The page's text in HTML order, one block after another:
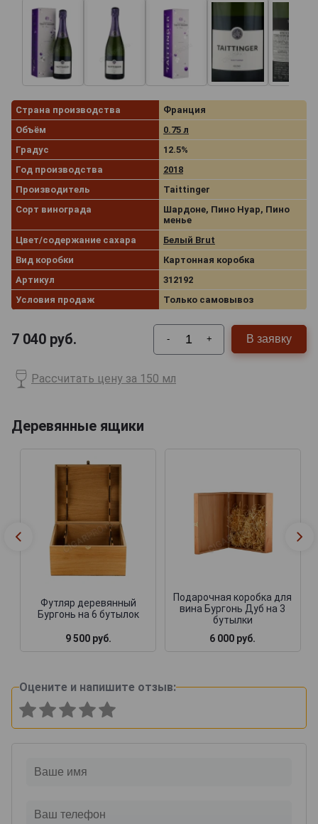
Страна производства
Франция
Объём
0.75 л
Градус
12.5%
Год производства
2018
Производитель
Taittinger
Сорт винограда
Шардоне, Пино Нуар, Пино
менье
Цвет/содержание сахара
Белый Brut
Вид коробки
Картонная коробка
Артикул
312192
Условия продаж
Только самовывоз
7 040 руб. - + В заявку
Рассчитать цену за 150 мл
Деревянные ящики
Футляр деревянный
Бургонь на 6 бутылок
9 500 руб.
Подарочная коробка для
вина Бургонь Дуб на 3
бутылки
6 000 руб.
Оцените и напишите отзыв: